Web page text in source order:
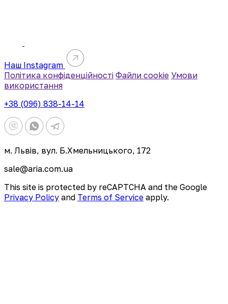
Наш Instagram
Політика конфіденційності Файли cookie Умови
використання
+38 (096) 838-14-14
м. Львів, вул. Б.Хмельницького, 172
sale@aria.com.ua
This site is protected by reCAPTCHA and the Google
Privacy Policy and Terms of Service apply.